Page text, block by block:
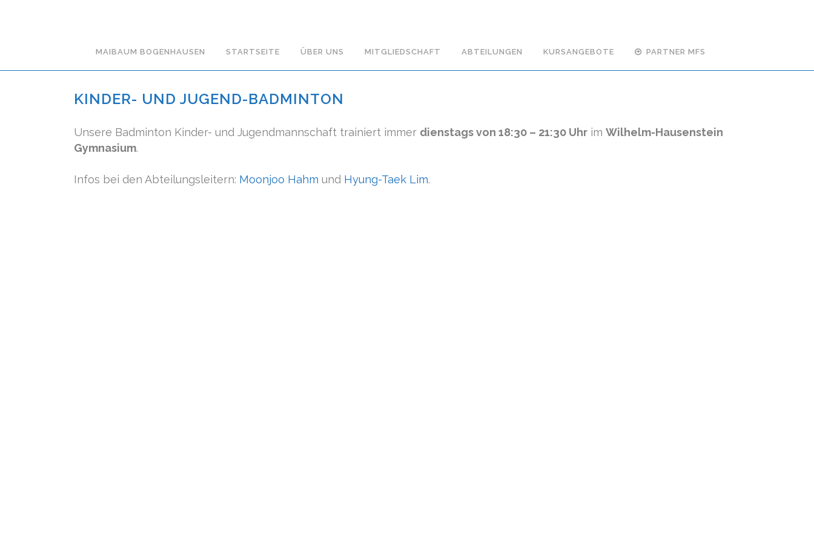
MAIBAUM BOGENHAUSEN STARTSEITE ÜBER UNS MITGLIEDSCHAFT ABTEILUNGEN KURSANGEBOTE PARTNER MFS
KINDER- UND JUGEND-BADMINTON
Unsere Badminton Kinder- und Jugendmannschaft trainiert immer dienstags von 18:30 – 21:30 Uhr im Wilhelm-Hausenstein
Gymnasium.
Infos bei den Abteilungsleitern: Moonjoo Hahm und Hyung-Taek Lim.